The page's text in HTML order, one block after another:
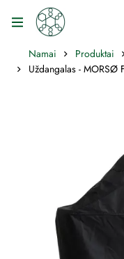
Namai Produktai
Uždangalas - MORSØ